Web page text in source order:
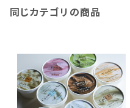
同じカテゴリの商品